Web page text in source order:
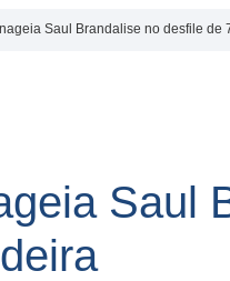
Saul Brandalise no desfile de
Saul